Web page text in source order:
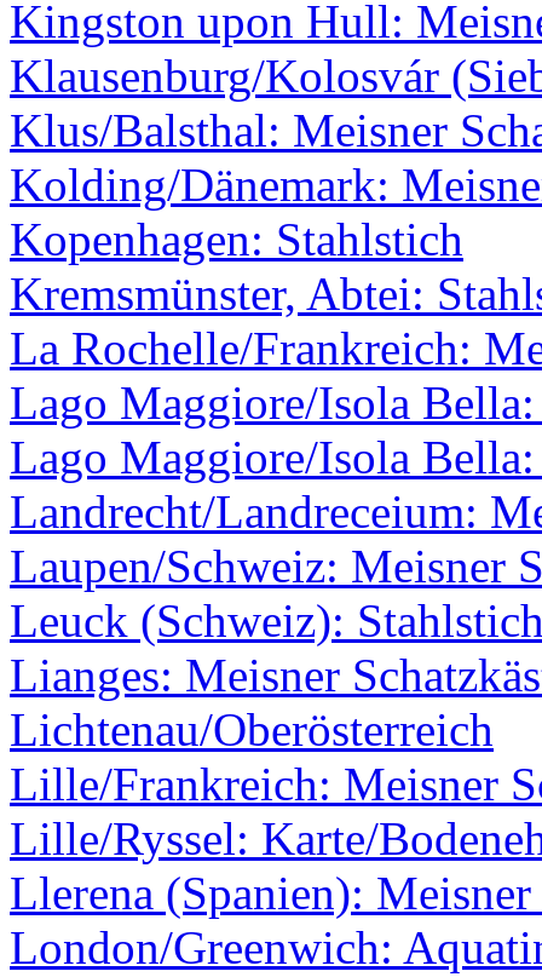
Kingston upon Hull:
Klausenburg/Kolosvár
Klus/Balsthal: Meisner
Kolding/Dänemark:
Kopenhagen: Stahlstich
Kremsmünster, Abtei:
La Rochelle/Frankreich:
Lago Maggiore/Isola
Lago Maggiore/Isola
Landrecht/Landreceium:
Laupen/Schweiz: Meisner
Leuck (Schweiz):
Lianges: Meisner
Lichtenau/Oberösterreich
Lille/Frankreich: Meisner
Lille/Ryssel: Karte/
Llerena (Spanien):
London/Greenwich: